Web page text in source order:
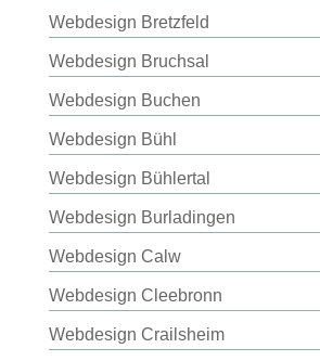
Webdesign Bretzfeld
Webdesign Bruchsal
Webdesign Buchen
Webdesign Bühl
Webdesign Bühlertal
Webdesign Burladingen
Webdesign Calw
Webdesign Cleebronn
Webdesign Crailsheim